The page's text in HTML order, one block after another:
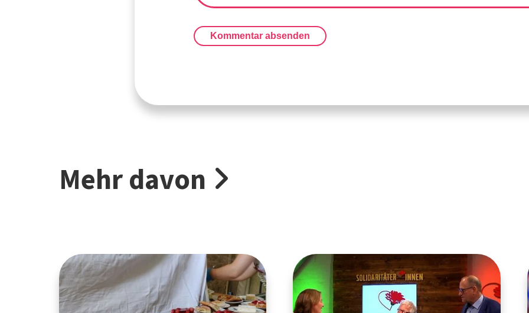
Kommentar absenden
Mehr davon